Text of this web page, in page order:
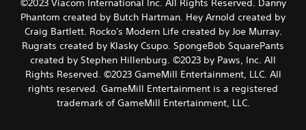
©2023 Viacom International Inc. All Rights Reserved. Danny
Phantom created by Butch Hartman. Hey Arnold created by
Craig Bartlett. Rocko's Modern Life created by Joe Murray.
Rugrats created by Klasky Csupo. SpongeBob SquarePants
created by Stephen Hillenburg. ©2023 by Paws, Inc. All
Rights Reserved. ©2023 GameMill Entertainment, LLC. All
rights reserved. GameMill Entertainment is a registered
trademark of GameMill Entertainment, LLC.